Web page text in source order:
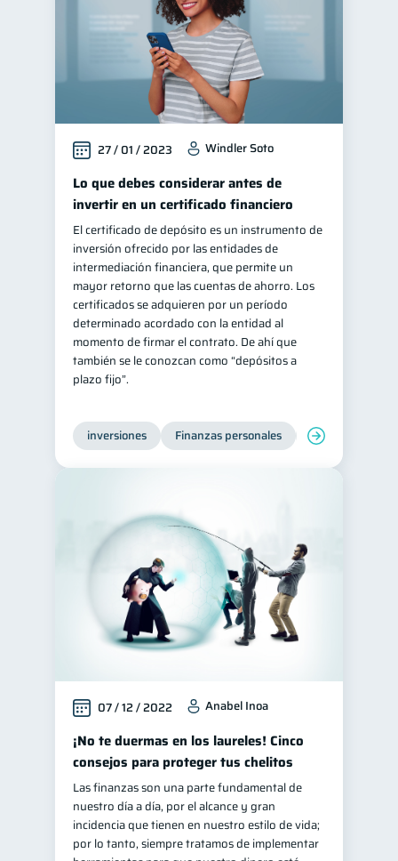
27 / 01 / 2023 Windler Soto
Lo que debes considerar antes de
invertir en un certificado financiero
El certificado de depósito es un instrumento de
inversión ofrecido por las entidades de
intermediación financiera, que permite un
mayor retorno que las cuentas de ahorro. Los
certificados se adquieren por un período
determinado acordado con la entidad al
momento de firmar el contrato. De ahí que
también se le conozcan como “depósitos a
plazo fijo”.
inversiones Finanzas personales Educación
07 / 12 / 2022 Anabel Inoa
¡No te duermas en los laureles! Cinco
consejos para proteger tus chelitos
Las finanzas son una parte fundamental de
nuestro día a día, por el alcance y gran
incidencia que tienen en nuestro estilo de vida;
por lo tanto, siempre tratamos de implementar